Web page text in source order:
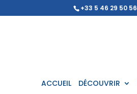
+33 5 46 29 50 56
ACCUEIL DÉCOUVRIR